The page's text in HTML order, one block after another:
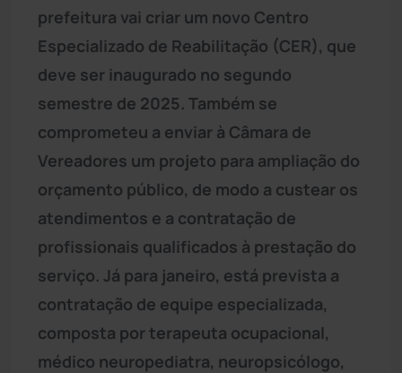
prefeitura vai criar um novo Centro
Especializado de Reabilitação (CER), que
deve ser inaugurado no segundo
semestre de 2025. Também se
comprometeu a enviar à Câmara de
Vereadores um projeto para ampliação do
orçamento público, de modo a custear os
atendimentos e a contratação de
profissionais qualificados à prestação do
serviço. Já para janeiro, está prevista a
contratação de equipe especializada,
composta por terapeuta ocupacional,
médico neuropediatra, neuropsicólogo,